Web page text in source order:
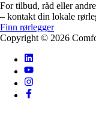
For tilbud, råd eller
– kontakt din lokale
Finn rørlegger
Copyright © 2026